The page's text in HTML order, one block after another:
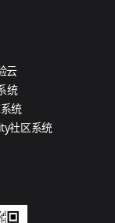
云
统
统
社区系统